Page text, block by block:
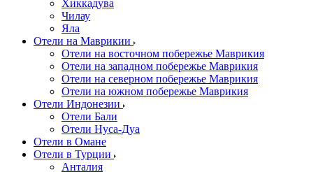
Хиккадува
Чилау
Яла
Отели на Маврикии
Отели на восточном побережье Маврикия
Отели на западном побережье Маврикия
Отели на северном побережье Маврикия
Отели на южном побережье Маврикия
Отели Индонезии
Отели Бали
Отели Нуса-Дуа
Отели в Омане
Отели в Турции
Анталия